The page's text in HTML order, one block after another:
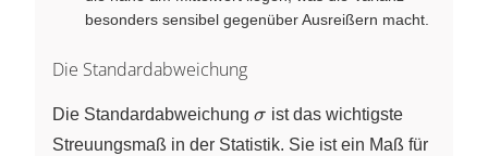
besonders sensibel gegenüber Ausreißern macht.
Die Standardabweichung
Die Standardabweichung \sigma
σ ist das wichtigste
Streuungsmaß in der Statistik. Sie ist ein Maß für